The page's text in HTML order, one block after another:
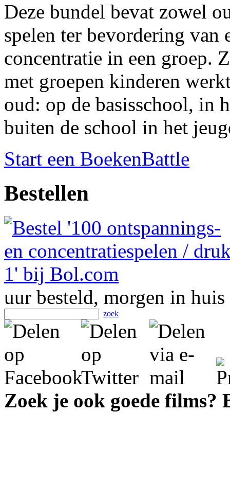
Deze bundel bevat zowel
spelen ter bevordering van
concentratie in een groep.
met groepen kinderen
oud: op de basisschool, in
buiten de school in het
Start een BoekenBattle
Bestellen
uur besteld, morgen in huis
zoek
Zoek je ook goede films?